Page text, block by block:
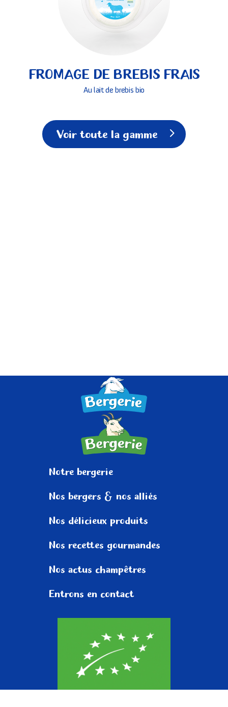
FROMAGE DE BREBIS FRAIS
Au lait de brebis bio
Voir toute la gamme
Notre bergerie
Nos bergers & nos alliés
Nos délicieux produits
Nos recettes gourmandes
Nos actus champêtres
Entrons en contact